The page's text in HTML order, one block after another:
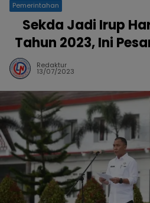
Pemerintahan
Sekda Jadi Irup
Tahun 2023, Ini
Redaktur
13/07/2023